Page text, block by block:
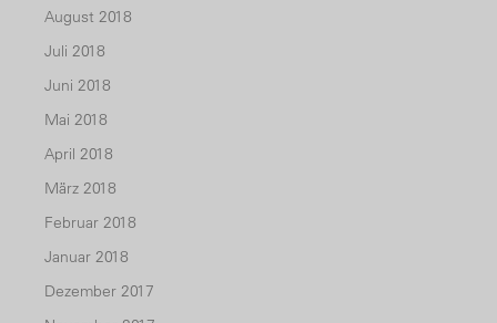
August 2018
Juli 2018
Juni 2018
Mai 2018
April 2018
März 2018
Februar 2018
Januar 2018
Dezember 2017